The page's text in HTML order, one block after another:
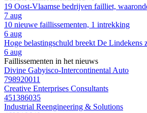
19 Oost-Vlaamse bedrijven failliet,
7 aug
10 nieuwe faillissementen, 1 intrekking
6 aug
Hoge belastingschuld breekt De Lindekens
6 aug
Faillissementen in het nieuws
Divine Gabyisco-Intercontinental Auto
798920011
Creative Enterprises Consultants
451386035
Industrial Reengineering & Solutions